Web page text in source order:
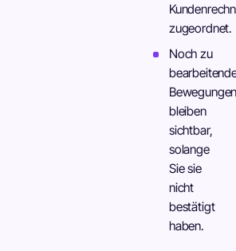
zugeordnet.
Noch zu
bleiben
sichtbar,
solange
Sie sie
nicht
bestätigt
haben.